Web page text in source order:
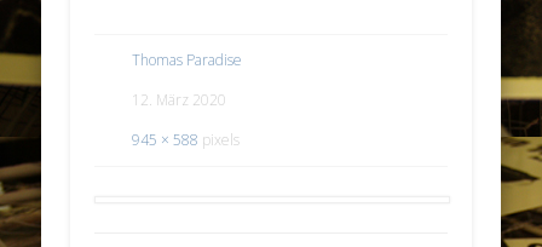
Thomas Paradise
12. März 2020
945 × 588 pixels